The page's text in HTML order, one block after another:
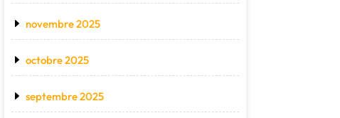
novembre 2025
octobre 2025
septembre 2025